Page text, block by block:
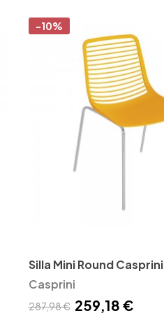
-10%
Silla Mini Round Casprini
Casprini
287,98 € 259,18 €